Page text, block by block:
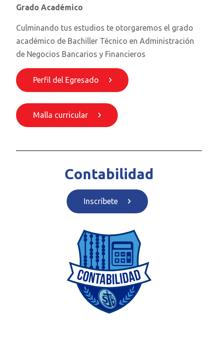
Grado Académico
Culminando tus estudios te otorgaremos el grado
académico de Bachiller Técnico en Administración
de Negocios Bancarios y Financieros
Perfil del Egresado
Malla curricular
Contabilidad
Inscríbete